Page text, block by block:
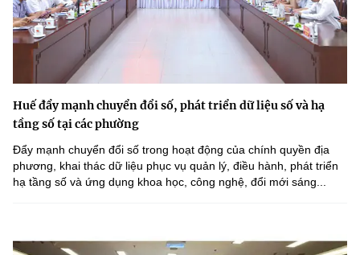
Huế đẩy mạnh chuyển đổi số, phát triển dữ liệu số và hạ
tầng số tại các phường
Đẩy mạnh chuyển đổi số trong hoạt động của chính quyền địa
phương, khai thác dữ liệu phục vụ quản lý, điều hành, phát triển
hạ tầng số và ứng dụng khoa học, công nghệ, đổi mới sáng...